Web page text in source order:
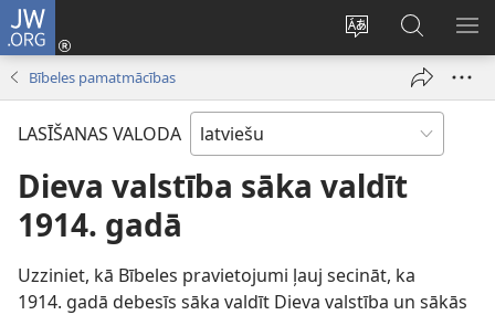
JW.ORG
Mainīt
valodu
Pieteikties
(opens
Meklēt
vietnē
JW.ORG
Bībeles pamatmācības
LASĪŠANAS VALODA
Dieva valstība sāka valdīt
1914. gadā
Uzziniet, kā Bībeles pravietojumi ļauj secināt, ka
1914. gadā debesīs sāka valdīt Dieva valstība un sākās